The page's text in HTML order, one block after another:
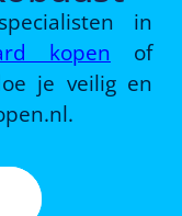
in
kopen of
je veilig en